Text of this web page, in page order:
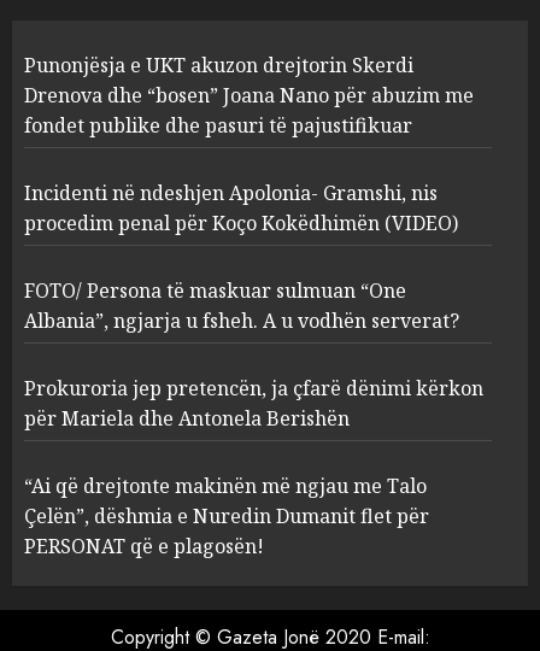
2
Apolonia- Gramshi, nis
procedim penal për Koço
Kokëdhimën (VIDEO)
MARCH 27, 2025
3
FOTO/ Persona të maskuar
sulmuan “One Albania”,
ngjarja u fsheh. A u vodhën
serverat?
4
Prokuroria jep pretencën, ja
çfarë dënimi kërkon për
Berishën
MARCH 25, 2025
“Ai që drejtonte makinën më
ngjau me Talo Çelën”,
Punonjësja e UKT akuzon drejtorin Skerdi
Drenova dhe “bosen” Joana Nano për abuzim me
fondet publike dhe pasuri të pajustifikuar
Incidenti në ndeshjen Apolonia- Gramshi, nis
procedim penal për Koço Kokëdhimën (VIDEO)
FOTO/ Persona të maskuar sulmuan “One
Albania”, ngjarja u fsheh. A u vodhën serverat?
Prokuroria jep pretencën, ja çfarë dënimi kërkon
për Mariela dhe Antonela Berishën
“Ai që drejtonte makinën më ngjau me Talo
Çelën”, dëshmia e Nuredin Dumanit flet për
PERSONAT që e plagosën!
Copyright © Gazeta Jonë 2020 E-mail: